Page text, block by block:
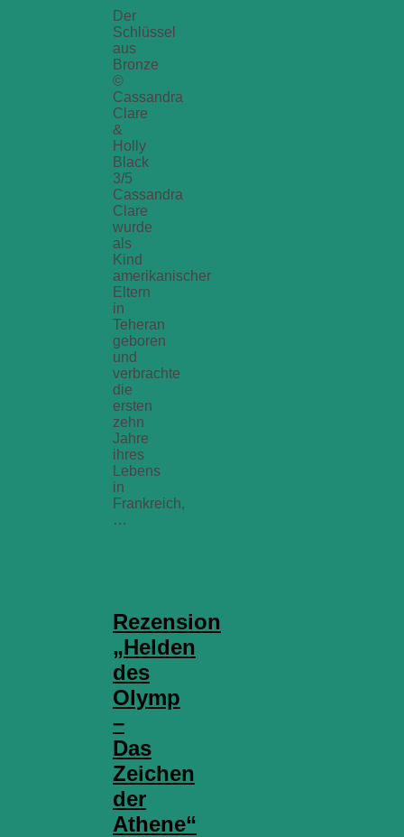
Der
Schlüssel
aus
Bronze
©
Cassandra
Clare
&
Holly
Black
3/5
Cassandra
Clare
wurde
als
Kind
amerikanischer
Eltern
in
Teheran
geboren
und
verbrachte
die
ersten
zehn
Jahre
ihres
Lebens
in
Frankreich,
…
Rezension
„Helden
des
Olymp
–
Das
Zeichen
der
Athene“